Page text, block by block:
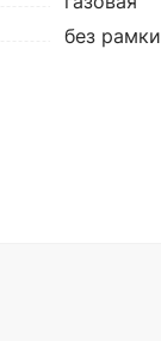
без рамки